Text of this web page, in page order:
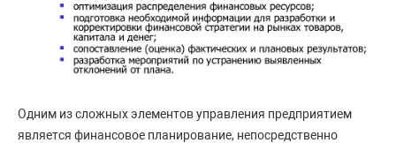
Одним из сложных элементов управления предприятием
является финансовое планирование, непосредственно